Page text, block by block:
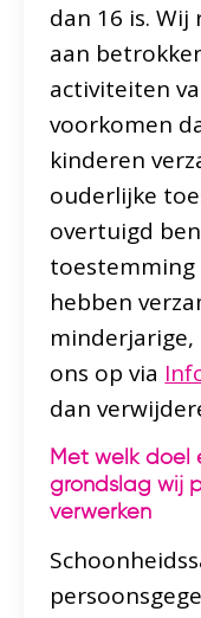
dan 16 is.
aan
activiteiten
voorkomen
kinderen
ouderlijke
overtuigd
toestemming
hebben
ons op via
dan
Met welk doel
grondslag wij
verwerken